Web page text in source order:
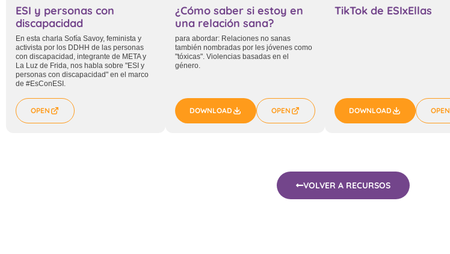
ESI y personas con
discapacidad
En esta charla Sofía Savoy, feminista y
activista por los DDHH de las personas
con discapacidad, integrante de META y
La Luz de Frida, nos habla sobre "ESI y
personas con discapacidad" en el marco
de #EsConESI​.
OPEN
¿Cómo saber si estoy en
una relación sana?
para abordar: Relaciones no sanas
también nombradas por les jóvenes como
"tóxicas". Violencias basadas en el
género.
DOWNLOAD OPEN
TikTok de ESIxEllas
DOWNLOAD OPEN
VOLVER A RECURSOS